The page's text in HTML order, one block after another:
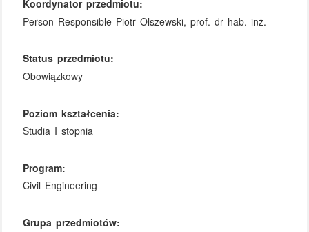
Koordynator przedmiotu:
Person Responsible Piotr Olszewski, prof. dr hab. inż.
Status przedmiotu:
Obowiązkowy
Poziom kształcenia:
Studia I stopnia
Program:
Civil Engineering
Grupa przedmiotów: